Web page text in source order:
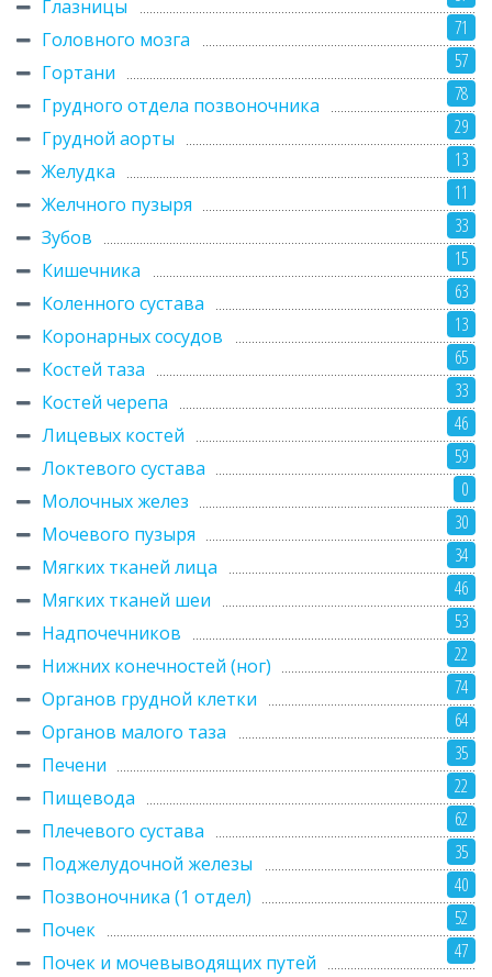
Глазницы
71
Головного мозга
57
Гортани
78
Грудного отдела позвоночника
29
Грудной аорты
13
Желудка
11
Желчного пузыря
33
Зубов
15
Кишечника
63
Коленного сустава
13
Коронарных сосудов
65
Костей таза
33
Костей черепа
46
Лицевых костей
59
Локтевого сустава
0
Молочных желез
30
Мочевого пузыря
34
Мягких тканей лица
46
Мягких тканей шеи
53
Надпочечников
22
Нижних конечностей (ног)
74
Органов грудной клетки
64
Органов малого таза
35
Печени
22
Пищевода
62
Плечевого сустава
35
Поджелудочной железы
40
Позвоночника (1 отдел)
52
Почек
47
Почек и мочевыводящих путей